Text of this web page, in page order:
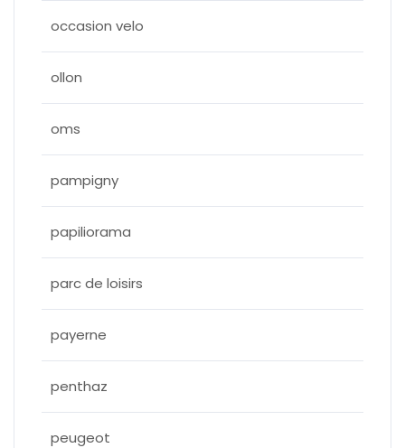
occasion velo
ollon
oms
pampigny
papiliorama
parc de loisirs
payerne
penthaz
peugeot